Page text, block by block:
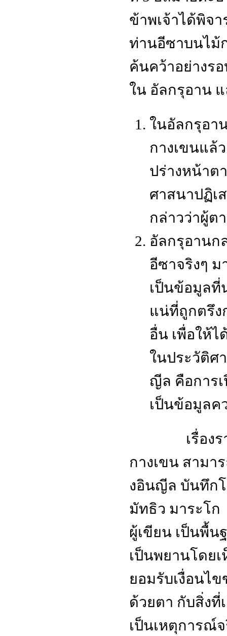
ข้าพเจ้าได้พิจ
ท่านอีซาบนไม้
ค้นคว้าอย่างร
ใน อัลกรุอาน
ในอัลกรุอา
กางเขนแล้
ปร่างหน้าต
ศาสนาปฏิเ
กล่าวว่าผู้ต
อัลกรุอานก
อีซาจริงๆ
เป็นข้อมูลที่
แน่ที่ถูกตรึง
อื่น เพื่อให้
ในประวัติศ
ญีล คือการ
เป็นข้อมูลค
เรื่องราวก
กางเขน สามา
งอินญีล บันทึก
มัทธิว มาระโก
ผู้เขียน เป็นพื้น
เป็นพยานโดย
ยอมรับเงื่อนไ
ด้วยตา กับสิ่งที่
เป็นเหตุการณ์